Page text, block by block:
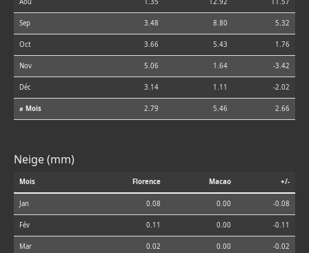
Aoû 1.35 12.92 11.57
Sep 3.48 8.80 5.32
Oct 3.66 5.43 1.76
Nov 5.06 1.64 -3.42
Déc 3.14 1.11 -2.02
⌀ Mois 2.79 5.46 2.66
Neige (mm)
Mois Florence Macao +/-
Jan 0.08 0.00 -0.08
Fév 0.11 0.00 -0.11
Mar 0.02 0.00 -0.02